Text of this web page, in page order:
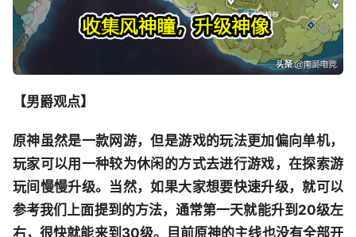
【男爵观点】
原神虽然是一款网游，但是游戏的玩法更加偏向单机，
玩家可以用一种较为休闲的方式去进行游戏，在探索游
玩间慢慢升级。当然，如果大家想要快速升级，就可以
参考我们上面提到的方法，通常第一天就能升到20级左
右，很快就能来到30级。目前原神的主线也没有全部开